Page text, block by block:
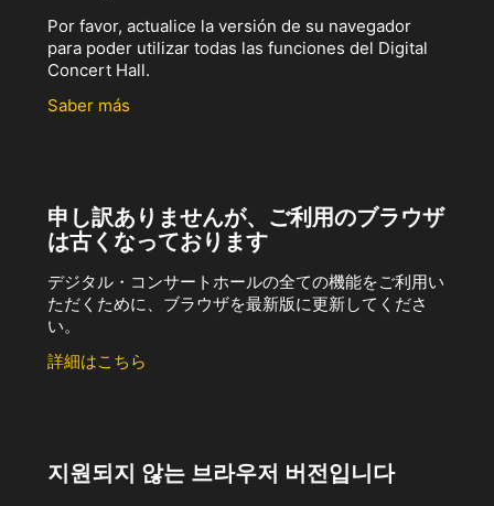
Por favor, actualice la versión de su navegador
para poder utilizar todas las funciones del Digital
Concert Hall.
Saber más
申し訳ありませんが、ご利用のブラウザ
は古くなっております
デジタル・コンサートホールの全ての機能をご利用い
ただくために、ブラウザを最新版に更新してくださ
い。
詳細はこちら
지원되지 않는 브라우저 버전입니다